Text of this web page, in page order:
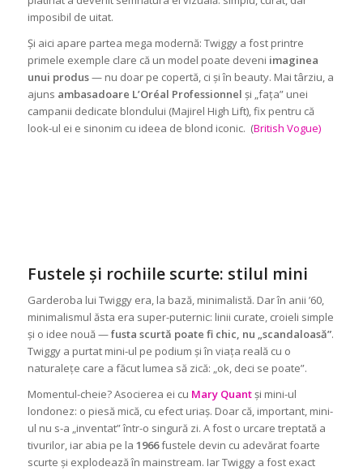
imposibil de uitat.
Și aici apare partea mega modernă: Twiggy a fost printre
primele exemple clare că un model poate deveni imaginea
unui produs— nu doar pe copertă, ci și în beauty. Mai târziu, a
ajuns ambasadoare L’Oréal Professionnel și „fața” unei
campanii dedicate blondului (Majirel High Lift), fix pentru că
look-ul ei e sinonim cu ideea de blond iconic. (British Vogue)
Fustele și rochiile scurte: stilul mini
Garderoba lui Twiggy era, la bază, minimalistă. Dar în anii ’60,
minimalismul ăsta era super-puternic: linii curate, croieli simple
și o idee nouă —fusta scurtă poate fi chic, nu „scandaloasă”.
Twiggy a purtat mini-ul pe podium și în viața reală cu o
naturalețe care a făcut lumea să zică: „ok, deci se poate”.
Momentul-cheie? Asocierea ei cu Mary Quantși mini-ul
londonez: o piesă mică, cu efect uriaș. Doar că, important, mini-
ul nu s-a „inventat” într-o singură zi. A fost o urcare treptată a
tivurilor, iar abia pe la 1966fustele devin cu adevărat foarte
scurte și explodează în mainstream. Iar Twiggy a fost exact